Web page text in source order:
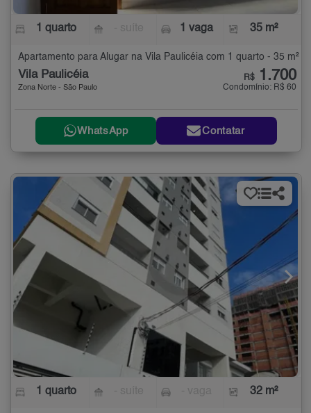
1 quarto 1 vaga 35 m²
Apartamento para Alugar na Vila Paulicéia com 1 quarto - 35 m²
Vila Paulicéia
Zona Norte - São Paulo
R$ 1.700
Condomínio: R$ 60
WhatsApp Contatar
1 quarto 32 m²